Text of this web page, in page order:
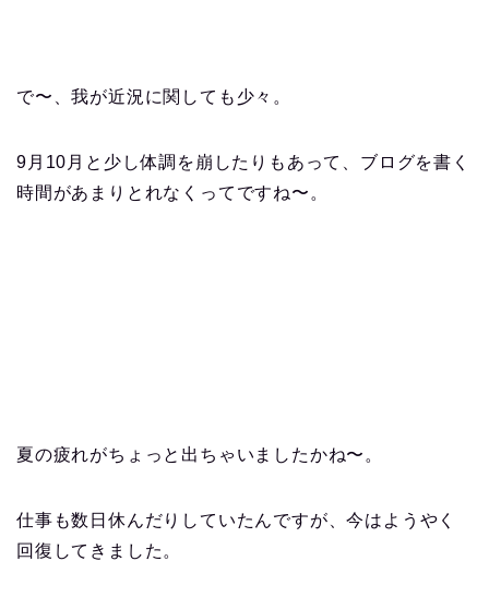
で〜、我が近況に関しても少々。
9月10月と少し体調を崩したりもあって、ブログを書く
時間があまりとれなくってですね〜。
夏の疲れがちょっと出ちゃいましたかね〜。
仕事も数日休んだりしていたんですが、今はようやく
回復してきました。